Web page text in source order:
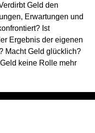
Geld den
Erwartungen und
Ist
Ergebnis der eigenen
Macht Geld glücklich?
keine Rolle mehr